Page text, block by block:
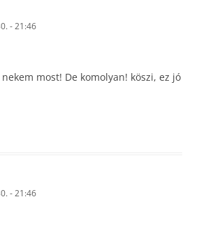
- 21:46
most! De komolyan! köszi, ez jó
- 21:46